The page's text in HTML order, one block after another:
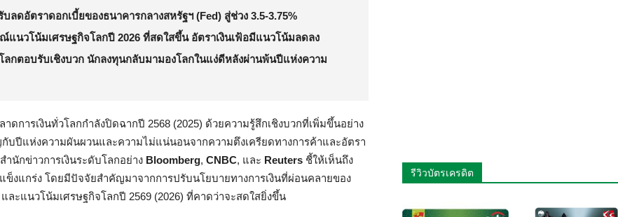
บลดอัตราดอกเบี้ยของธนาคารกลางสหรัฐฯ (Fed) สู่ช่วง 3.5-3.75%
แนวโน้มเศรษฐกิจโลกปี 2026 ที่สดใสขึ้น อัตราเงินเฟ้อมีแนวโน้มลดลง
ลกตอบรับเชิงบวก นักลงทุนกลับมามองโลกในแง่ดีหลังผ่านพ้นปีแห่งความ
าดการเงินทั่วโลกกำลังปิดฉากปี 2568 (2025) ด้วยความรู้สึกเชิงบวกที่เพิ่มขึ้นอย่าง
บปีแห่งความผันผวนและความไม่แน่นอนจากความตึงเครียดทางการค้าและอัตรา
นักข่าวการเงินระดับโลกอย่าง Bloomberg, CNBC, และ Reuters ชี้ให้เห็นถึง
ข็งแกร่ง โดยมีปัจจัยสำคัญมาจากการปรับนโยบายทางการเงินที่ผ่อนคลายของ
ละแนวโน้มเศรษฐกิจโลกปี 2569 (2026) ที่คาดว่าจะสดใสยิ่งขึ้น
รีวิวบัตรเครดิต